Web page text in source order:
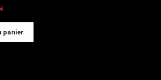
€
panier